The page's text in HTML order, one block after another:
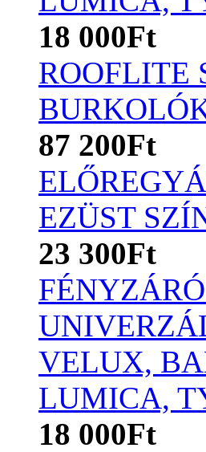
18 000Ft
ROOFLITE
87 200Ft
EZÜST
23 300Ft
VELUX,
LUMICA,
18 000Ft